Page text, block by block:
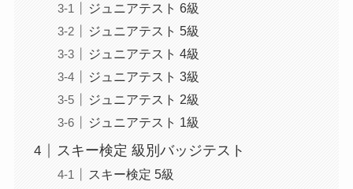
ジュニアテスト 6級
ジュニアテスト 5級
ジュニアテスト 4級
ジュニアテスト 3級
ジュニアテスト 2級
ジュニアテスト 1級
スキー検定 級別バッジテスト
スキー検定 5級